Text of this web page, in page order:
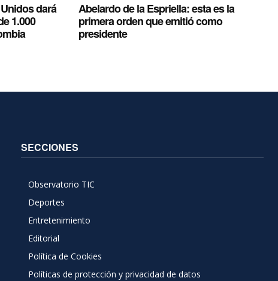
dará
1.000
Abelardo de la Espriella: esta es la
primera orden que emitió como
presidente
SECCIONES
Observatorio TIC
Deportes
Entretenimiento
Editorial
Política de Cookies
Políticas de protección y privacidad de datos